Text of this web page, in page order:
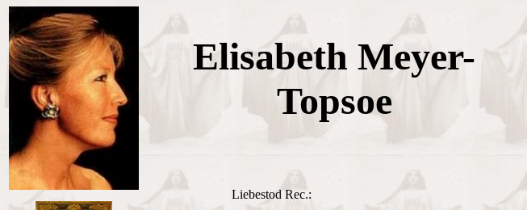
Elisabeth Meyer-
Topsoe
Liebestod Rec.: